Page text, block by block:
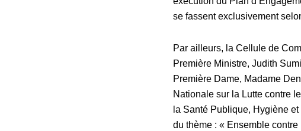
se fassent exclusivement
Par ailleurs, la Cellule de
Première Ministre, Judith
Première Dame, Madame
Nationale sur la Lutte contre
la Santé Publique, Hygiène
du thème : « Ensemble